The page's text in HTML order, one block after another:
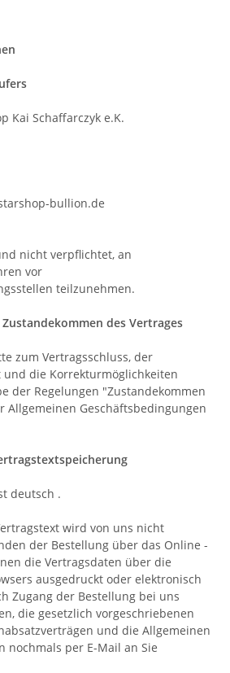
Kai Schaffarczyk e.K.
bullion.de
nicht verpflichtet, an
vor
teilzunehmen.
des Vertrages
zum Vertragsschluss, der
und die Korrekturmöglichkeiten
der Regelungen "Zustandekommen
Allgemeinen Geschäftsbedingungen
deutsch .
wird von uns nicht
der Bestellung über das Online -
die Vertragsdaten über die
ausgedruckt oder elektronisch
Zugang der Bestellung bei uns
die gesetzlich vorgeschriebenen
und die Allgemeinen
nochmals per E-Mail an Sie